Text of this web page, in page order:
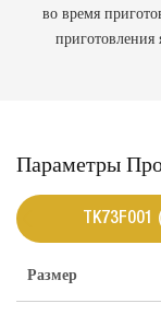
во время
Параметры
TK73F001
Размер